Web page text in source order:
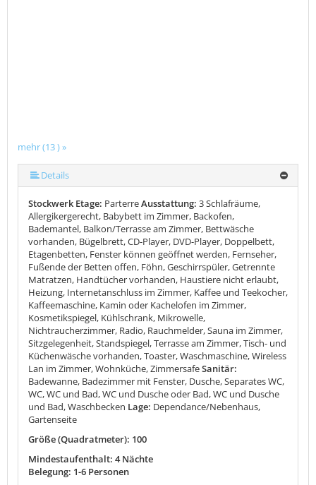
mehr (13 ) »
mehr (13 ) »
mehr (13 ) »
mehr (13 ) »
mehr (13 ) »
mehr (13 ) »
mehr (13 ) »
mehr (13 ) »
mehr (13 ) »
mehr (13 ) »
Details
Stockwerk Etage: ParterreAusstattung: 3 Schlafräume,
Allergikergerecht, Babybett im Zimmer, Backofen,
Bademantel, Balkon/Terrasse am Zimmer, Bettwäsche
vorhanden, Bügelbrett, CD-Player, DVD-Player, Doppelbett,
Etagenbetten, Fenster können geöffnet werden, Fernseher,
Fußende der Betten offen, Föhn, Geschirrspüler, Getrennte
Matratzen, Handtücher vorhanden, Haustiere nicht erlaubt,
Heizung, Internetanschluss im Zimmer, Kaffee und Teekocher,
Kaffeemaschine, Kamin oder Kachelofen im Zimmer,
Kosmetikspiegel, Kühlschrank, Mikrowelle,
Nichtraucherzimmer, Radio, Rauchmelder, Sauna im Zimmer,
Sitzgelegenheit, Standspiegel, Terrasse am Zimmer, Tisch- und
Küchenwäsche vorhanden, Toaster, Waschmaschine, Wireless
Lan im Zimmer, Wohnküche, ZimmersafeSanitär:
Badewanne, Badezimmer mit Fenster, Dusche, Separates WC,
WC, WC und Bad, WC und Dusche oder Bad, WC und Dusche
und Bad, Waschbecken Lage: Dependance/Nebenhaus,
Gartenseite
Größe (Quadratmeter): 100
Mindestaufenthalt: 4 Nächte
Belegung: 1-6 Personen